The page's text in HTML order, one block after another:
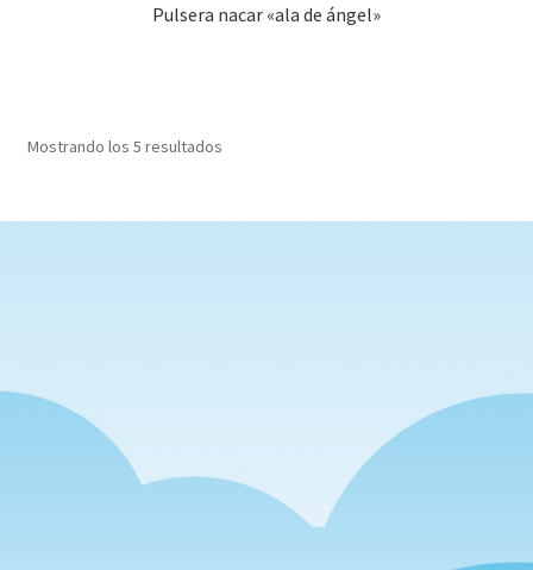
Pulsera nacar «ala de ángel»
Mostrando los 5 resultados